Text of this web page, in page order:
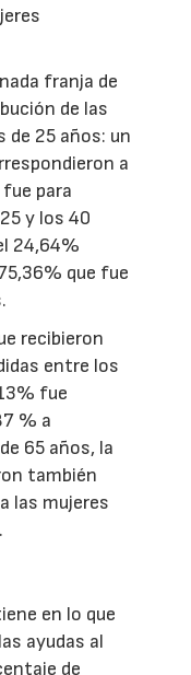
franja de
de las
de 25 años: un
a
para
y los 40
24,64%
que fue
recibieron
entre los
fue
% a
65 años, la
también
las mujeres
en lo que
ayudas al
de